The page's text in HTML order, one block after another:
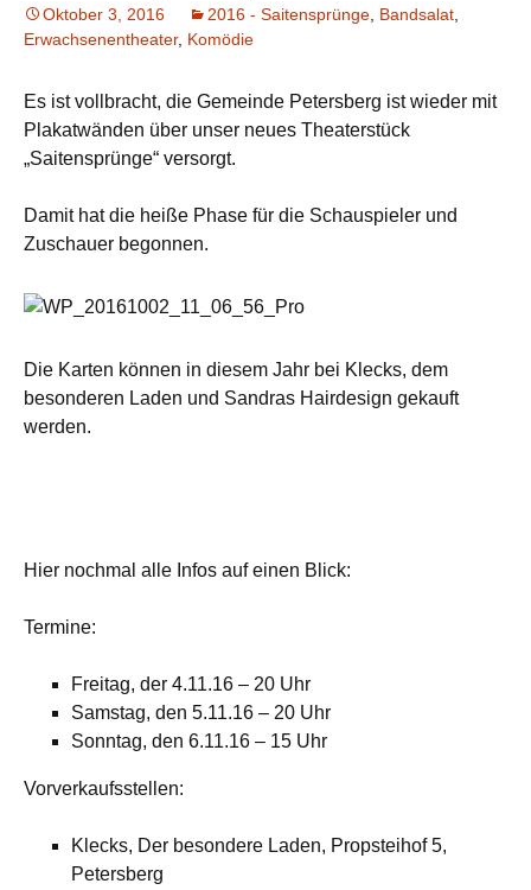
Oktober 3, 2016 2016 - Saitensprünge Bandsalat
Erwachsenentheater, Komödie
Es ist vollbracht, die Gemeinde Petersberg ist wieder mit
Plakatwänden über unser neues Theaterstück
„Saitensprünge“ versorgt.
Damit hat die heiße Phase für die Schauspieler und
Zuschauer begonnen.
Die Karten können in diesem Jahr bei Klecks, dem
besonderen Laden und Sandras Hairdesign gekauft
werden.
Hier nochmal alle Infos auf einen Blick:
Termine:
Freitag, der 4.11.16 – 20 Uhr
Samstag, den 5.11.16 – 20 Uhr
Sonntag, den 6.11.16 – 15 Uhr
Vorverkaufsstellen:
Klecks, Der besondere Laden, Propsteihof 5,
Petersberg